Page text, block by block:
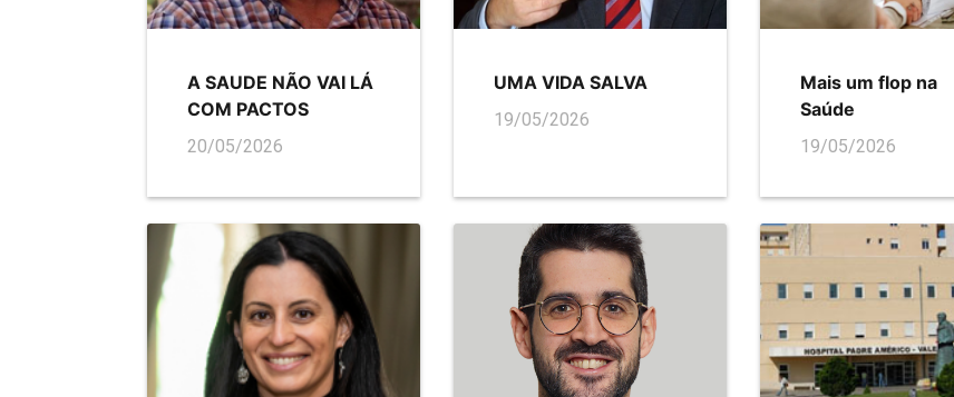
A SAUDE NÃO VAI LÁ
COM PACTOS
20/05/2026
UMA VIDA SALVA
19/05/2026
Mais um flop na
Saúde
19/05/2026